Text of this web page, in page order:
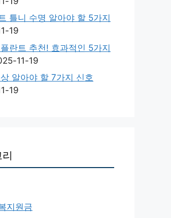
틀니 수명 알아야 할 5가지
19
란트 추천! 효과적인 5가지
11-19
알아야 할 7가지 신호
19
지원금